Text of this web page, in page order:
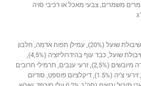
משמרים, צבעי מאכל או רכיבי סויה
עוף טרי (30%), אורז, קמח שיבולת שועל (20%), עמילן תפוח אדמה, חלבון
ברווז מיובש (8%), קליפת שיבולת שועל, כבד עוף בהידרוליזציה (4,5%),
קמח דגי ים (5%), שמרי בירה מיובשים (2,5%), זרעי ענבים, תרמילי חרובים
יבשים, עיסת סלק מיובשת, זירעי צ'יה (1.5%), דיקלציום פוספט, סודיום